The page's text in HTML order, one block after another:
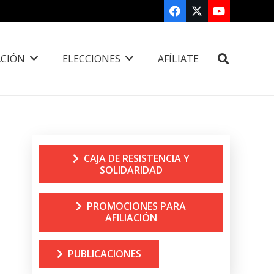
ELECCIONES AFÍLIATE
CAJA DE RESISTENCIA Y
SOLIDARIDAD
PROMOCIONES PARA
AFILIACIÓN
PUBLICACIONES